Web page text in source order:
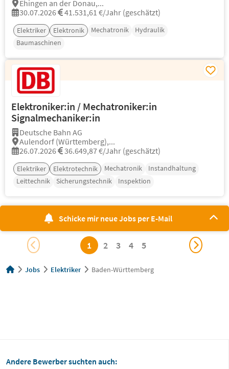
Ehingen an der Donau,...
30.07.2026
41.531,61 €/Jahr (geschätzt)
Elektriker Elektronik Mechatronik
Hydraulik
Baumaschinen
Elektroniker:in / Mechatroniker:in
Signalmechaniker:in
Deutsche Bahn AG
Aulendorf (Württemberg),...
26.07.2026
36.649,87 €/Jahr (geschätzt)
Elektriker Elektrotechnik Mechatronik
Instandhaltung
Leittechnik
Sicherungstechnik Inspektion
Schicke mir neue Jobs per E-Mail
1 2 3 4 5
Jobs Elektriker Baden-Württemberg
Andere Bewerber suchten auch: